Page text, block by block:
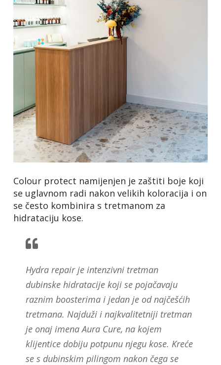
Colour protect namijenjen je zaštiti boje koji
se uglavnom radi nakon velikih koloracija i on
se često kombinira s tretmanom za
hidrataciju kose.
Hydra repair je intenzivni tretman
dubinske hidratacije koji se pojačavaju
raznim boosterima i jedan je od najčešćih
tretmana. Najduži i najkvalitetniji tretman
je onaj imena Aura Cure, na kojem
klijentice dobiju potpunu njegu kose. Kreće
se s dubinskim pilingom nakon čega se